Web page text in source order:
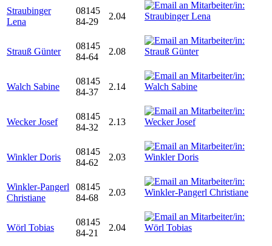
Straubinger
Lena
08145
84-29
2.04
Strauß Günter
08145
84-64
2.08
Walch Sabine
08145
84-37
2.14
Wecker Josef
08145
84-32
2.13
Winkler Doris
08145
84-62
2.03
Winkler-Pangerl
Christiane
08145
84-68
2.03
Wörl Tobias
08145
84-21
2.04